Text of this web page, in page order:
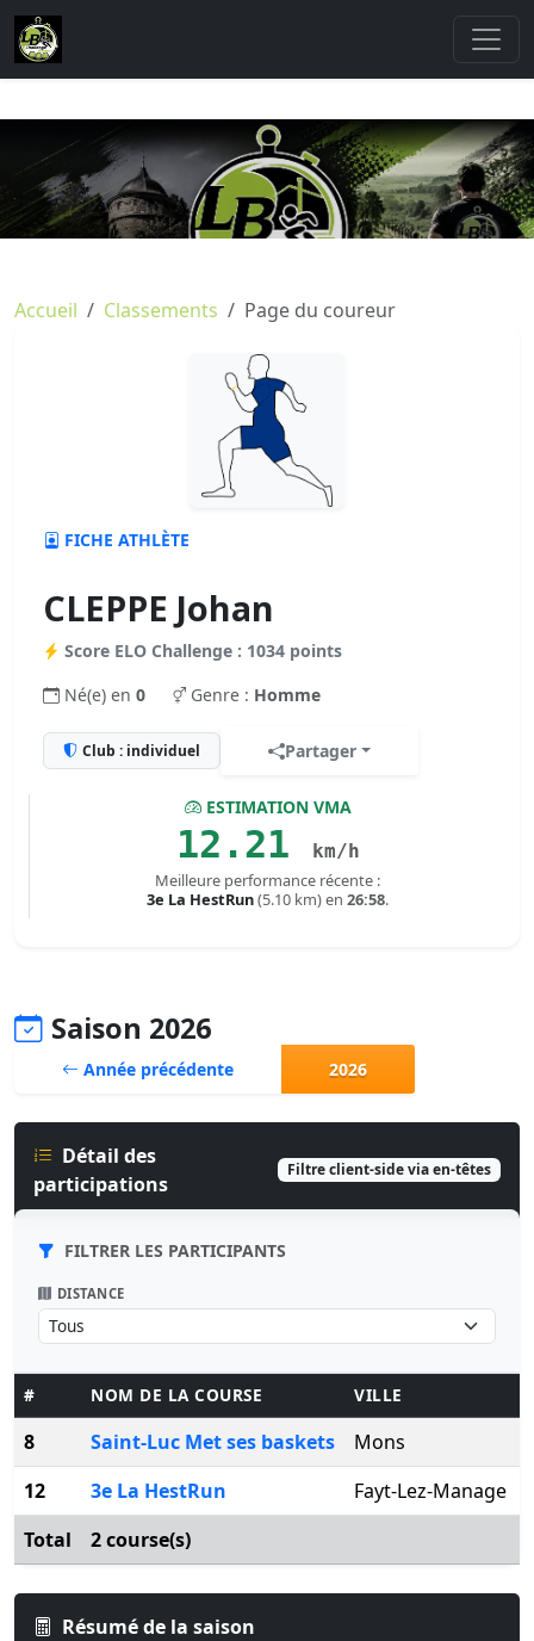
Accueil Classements Page du coureur
FICHE ATHLÈTE
CLEPPE Johan
Score ELO Challenge : 1034 points
Né(e) en 0 Genre : Homme
Club : individuel Partager
ESTIMATION VMA
12.21 km/h
Meilleure performance récente :
3e La HestRun(5.10 km) en 26:58.
Saison 2026
Année précédente 2026
Détail des
participations
Filtre client-side via en-têtes
FILTRER LES PARTICIPANTS
DISTANCE
# NOM DE LA COURSE VILLE
8 Saint-Luc Met ses baskets Mons
12
3e La HestRun Fayt-Lez-Manage
Total
2 course(s)
Résumé de la saison